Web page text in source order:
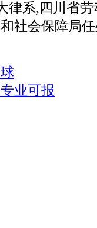
律系,四川省
社会保障局
业可报